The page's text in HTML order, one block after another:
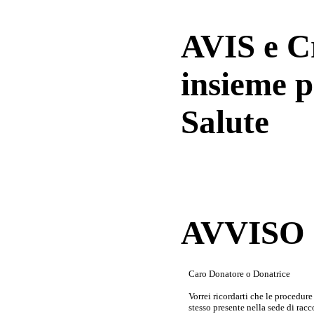
AVIS e
insieme
Salute
Caro Donatore o Donatrice
Vorrei ricordarti che le
stesso presente nella sede di